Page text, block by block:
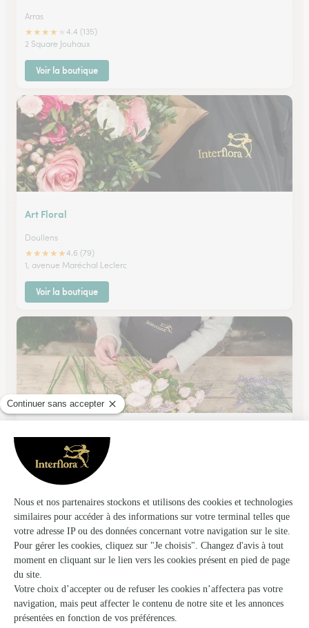
Arras
★★★★
4.4 (135)
2 Square Jouhaux
Voir la boutique
Art Floral
Doullens
★★★★★4.6 (79)
1, avenue Maréchal Leclerc
Voir la boutique
Les Jolies Fleurs
Doullens
★★
4.8 (61)
34 rue du commandement unique
Voir la boutique